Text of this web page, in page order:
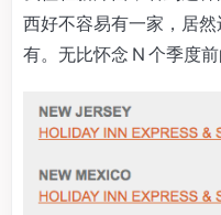
西好不容易有一家，居
有。无比怀念 N 个季度